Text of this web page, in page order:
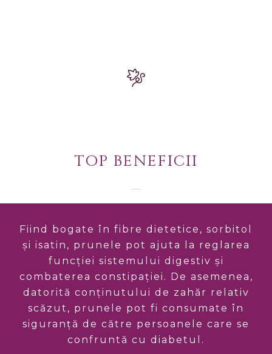
TOP BENEFICII
Fiind bogate în fibre dietetice, sorbitol
și isatin, prunele pot ajuta la reglarea
funcției sistemului digestiv și
combaterea constipației. De asemenea,
datorită conținutului de zahăr relativ
scăzut, prunele pot fi consumate în
siguranță de către persoanele care se
confruntă cu diabetul.